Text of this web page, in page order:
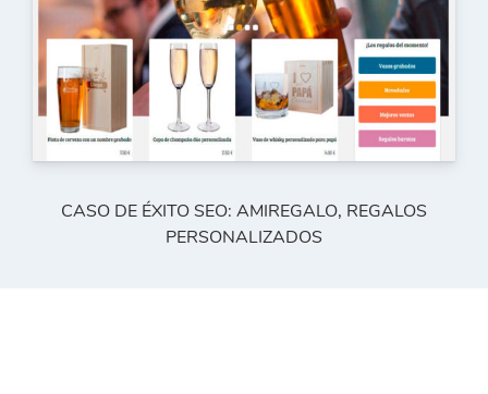
CASO DE ÉXITO SEO: AMIREGALO, REGALOS
PERSONALIZADOS